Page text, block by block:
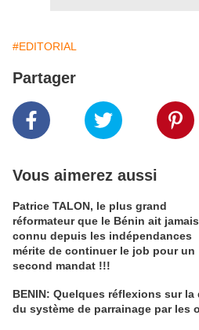
#EDITORIAL
Partager
Vous aimerez aussi
Patrice TALON, le plus grand
réformateur que le Bénin ait jamais
connu depuis les indépendances
mérite de continuer le job pour un
second mandat !!!
BENIN: Quelques réflexions sur
du système de parrainage par les